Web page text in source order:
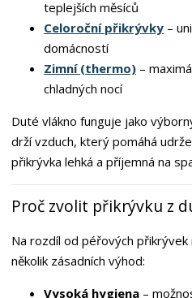
teplejších měsíců
Celoroční přikrývky –
domácností
Zimní (thermo) –
chladných nocí
Duté vlákno funguje jako
drží vzduch, který pomáhá
přikrývka lehká a příjemná na
Proč zvolit přikrývku z
Na rozdíl od péřových
několik zásadních výhod:
Vysoká hygiena –